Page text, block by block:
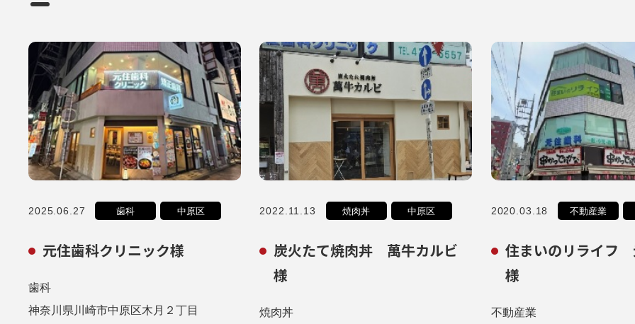
2025.06.27 歯科 中原区
元住歯科クリニック様
歯科
神奈川県川崎市中原区木月２丁目
2022.11.13 焼肉丼 中原区
炭火たて焼肉丼 萬牛カルビ
様
焼肉丼
2020.03.18 不動産業
住まいのリライフ
様
不動産業